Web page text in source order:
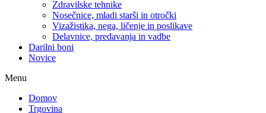
Zdravilske tehnike
Nosečnice, mladi starši in otročki
Vizažistika, nega, ličenje in poslikave
Delavnice, predavanja in vadbe
Darilni boni
Novice
Menu
Domov
Trgovina